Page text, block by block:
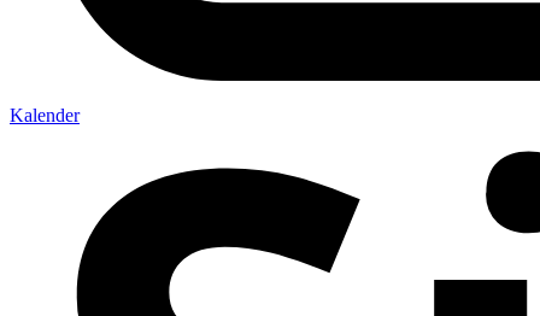
Kalender